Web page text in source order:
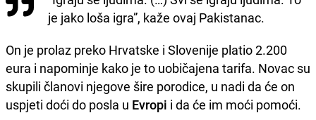
je jako loša igra”, kaže ovaj Pakistanac.
On je prolaz preko Hrvatske i Slovenije platio 2.200
eura i napominje kako je to uobičajena tarifa. Novac su
skupili članovi njegove šire porodice, u nadi da će on
uspjeti doći do posla u Evropi i da će im moći pomoći.